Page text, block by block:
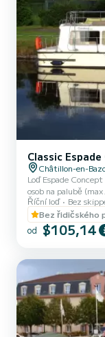
Classic
Châtillon-en-
Loď Espade
osob na palubě
příjemná a světlá
kajuta s
kajuta s
přeměnit na
této lodi: její
Říční loď Bez
Bez řidičského
od $105,14